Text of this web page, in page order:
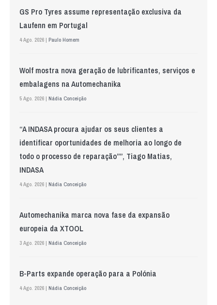
GS Pro Tyres assume representação exclusiva da
Laufenn em Portugal
4 Ago. 2026 | Paulo Homem
Wolf mostra nova geração de lubrificantes, serviços e
embalagens na Automechanika
5 Ago. 2026 | Nádia Conceição
“A INDASA procura ajudar os seus clientes a
identificar oportunidades de melhoria ao longo de
todo o processo de reparação””, Tiago Matias,
INDASA
4 Ago. 2026 | Nádia Conceição
Automechanika marca nova fase da expansão
europeia da XTOOL
3 Ago. 2026 | Nádia Conceição
B-Parts expande operação para a Polónia
4 Ago. 2026 | Nádia Conceição